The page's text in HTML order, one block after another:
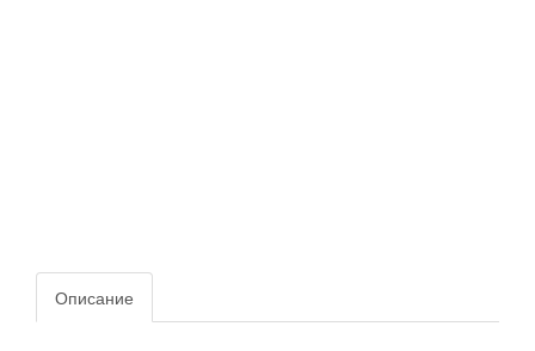
Описание